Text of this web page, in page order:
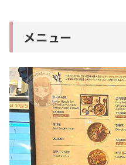
メニュー